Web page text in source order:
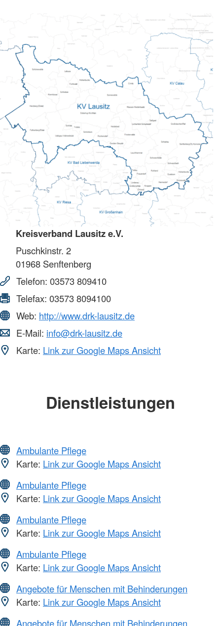
Kreisverband Lausitz e.V.
Puschkinstr. 2
01968 Senftenberg
Telefon: 03573 809410
Telefax: 03573 8094100
Web: http://www.drk-lausitz.de
E-Mail: info@drk-lausitz.de
Karte: Link zur Google Maps Ansicht
Dienstleistungen
Ambulante Pflege
Karte: Link zur Google Maps Ansicht
Ambulante Pflege
Karte: Link zur Google Maps Ansicht
Ambulante Pflege
Karte: Link zur Google Maps Ansicht
Ambulante Pflege
Karte: Link zur Google Maps Ansicht
Angebote für Menschen mit Behinderungen
Karte: Link zur Google Maps Ansicht
Angebote für Menschen mit Behinderungen